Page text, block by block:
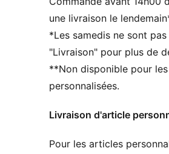
230 g/m², jersey simple
Manches courtes
Détails brandés BMW M
une livraison le
*Les samedis ne sont
"Livraison" pour plus de
**Non disponible pour
personnalisées.
Livraison d'article
Pour les articles